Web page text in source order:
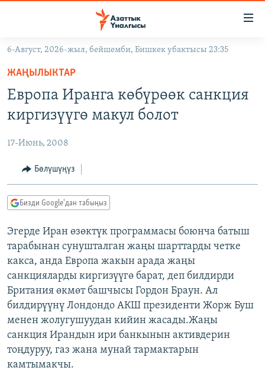
Навигацияга
өтүңүз
Издөөгө
салыңызКЫРГЫЗСТАН
ЭКОНОМИКА
МАДАНИЯТ
ДҮЙНӨ
БОРБОР АЗИЯ
УКРАИНА
АТАЙЫН ИЛИКТӨӨ
ТВ ПРОГРАММАЛАР
ЭКСПЕРТТЕР ТАЛДАЙТ
БИЗ ЖАНА ДҮЙНӨ
ЭЖЕ-СИҢДИЛЕР
ЫҢГАЙСЫЗ СУРООЛОР
ӨЗГӨЧӨ ПИКИР
Русский
ОНЛАЙН ШЕРИНЕ
ЭЕ/АРнун бардык сайттары
6-Август, 2026-жыл, бейшемби, Бишкек убактысы 23:35
ЖАҢЫЛЫКТАР
Европа Иранга көбүрөөк санкция
киргизүүгө макул болот
17-Июнь, 2008
Бөлүшүңүз
Бизди Google'дан табыңыз
Эгерде Иран өзөктүк программасы боюнча батыш
тарабынан сунушталган жаңы шарттарды четке
какса, анда Европа жакын арада жаңы
санкцияларды киргизүүгө барат, деп билдирди
Британия өкмөт башчысы Гордон Браун. Ал
билдирүүнү Лондондо АКШ президенти Жорж Буш
менен жолугушуудан кийин жасады.Жаңы
санкция Ирандын ири банкынын активдерин
тоңдуруу, газ жана мунай тармактарын
камтымакчы.